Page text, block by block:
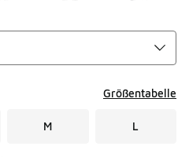
Größentabelle
M L